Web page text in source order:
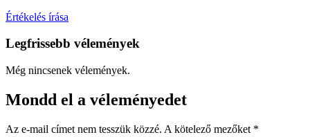
Értékelés írása
Legfrissebb vélemények
Még nincsenek vélemények.
Mondd el a véleményedet
Az e-mail címet nem tesszük közzé. A kötelező mezőket *